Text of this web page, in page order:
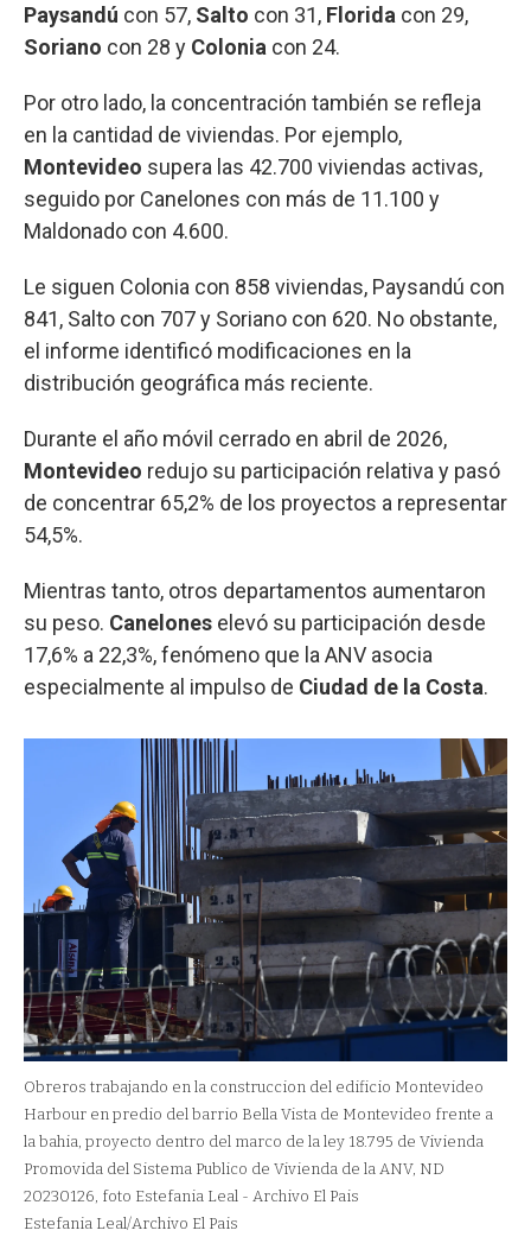
Paysandú con 57, Salto con 31, Florida con 29,
Soriano con 28 y Colonia con 24.
Por otro lado, la concentración también se refleja
en la cantidad de viviendas. Por ejemplo,
Montevideo supera las 42.700 viviendas activas,
seguido por Canelones con más de 11.100 y
Maldonado con 4.600.
Le siguen Colonia con 858 viviendas, Paysandú con
841, Salto con 707 y Soriano con 620. No obstante,
el informe identificó modificaciones en la
distribución geográfica más reciente.
Durante el año móvil cerrado en abril de 2026,
Montevideo redujo su participación relativa y pasó
de concentrar 65,2% de los proyectos a representar
54,5%.
Mientras tanto, otros departamentos aumentaron
su peso. Canelones elevó su participación desde
17,6% a 22,3%, fenómeno que la ANV asocia
especialmente al impulso de Ciudad de la Costa.
Obreros trabajando en la construccion del edificio Montevideo
Harbour en predio del barrio Bella Vista de Montevideo frente a
la bahia, proyecto dentro del marco de la ley 18.795 de Vivienda
Promovida del Sistema Publico de Vivienda de la ANV, ND
20230126, foto Estefania Leal - Archivo El Pais
Estefania Leal/Archivo El Pais